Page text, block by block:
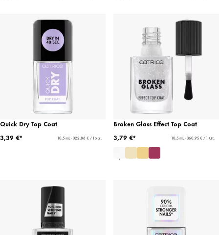
Quick Dry Top Coat
3,39 €*
10,5 mL - 322,86 € / 1 λίτ.
Broken Glass Effect Top Coat
3,79 €*
10,5 mL - 360,95 € / 1 λίτ.